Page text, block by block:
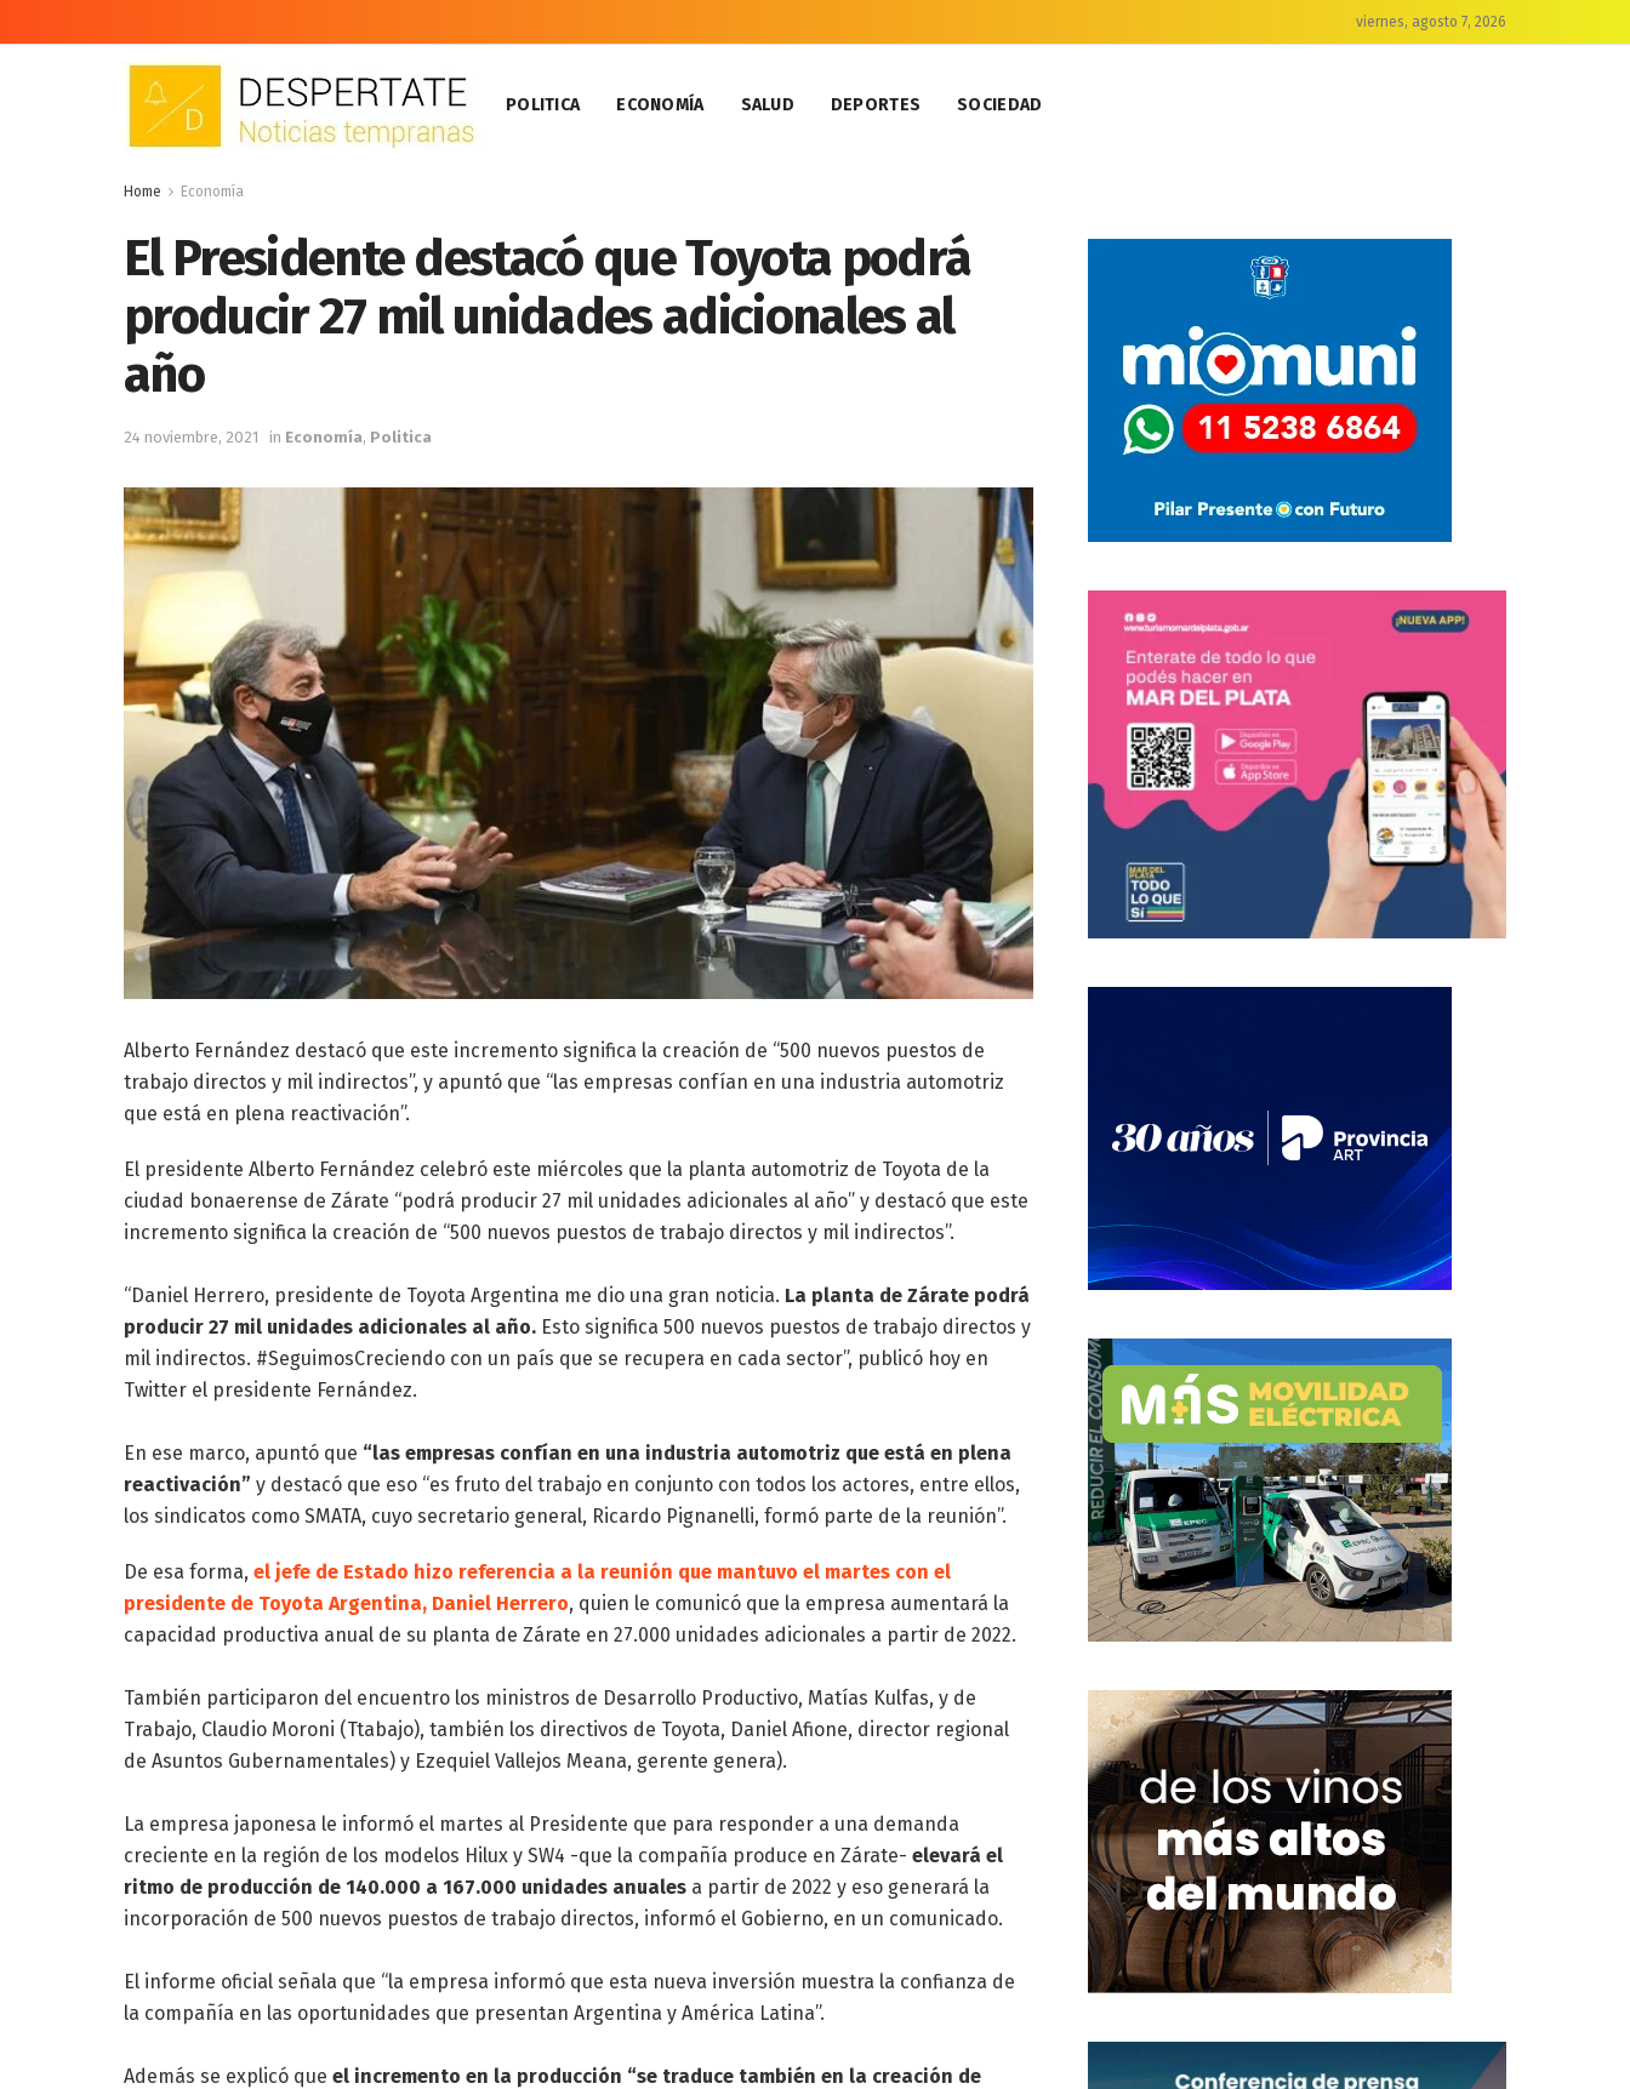
viernes, agosto 7, 2026
POLITICA ECONOMÍA SALUD DEPORTES SOCIEDAD
Home Economía
El Presidente destacó que Toyota podrá
producir 27 mil unidades adicionales al
año
24 noviembre, 2021 in Economía, Politica
Alberto Fernández destacó que este incremento significa la creación de “500 nuevos puestos de
trabajo directos y mil indirectos”, y apuntó que “las empresas confían en una industria automotriz
que está en plena reactivación”.
El presidente Alberto Fernández celebró este miércoles que la planta automotriz de Toyota de la
ciudad bonaerense de Zárate “podrá producir 27 mil unidades adicionales al año” y destacó que este
incremento significa la creación de “500 nuevos puestos de trabajo directos y mil indirectos”.
“Daniel Herrero, presidente de Toyota Argentina me dio una gran noticia. La planta de Zárate podrá
producir 27 mil unidades adicionales al año. Esto significa 500 nuevos puestos de trabajo directos y
mil indirectos. #SeguimosCreciendo con un país que se recupera en cada sector”, publicó hoy en
Twitter el presidente Fernández.
En ese marco, apuntó que “las empresas confían en una industria automotriz que está en plena
reactivación” y destacó que eso “es fruto del trabajo en conjunto con todos los actores, entre ellos,
los sindicatos como SMATA, cuyo secretario general, Ricardo Pignanelli, formó parte de la reunión”.
De esa forma, el jefe de Estado hizo referencia a la reunión que mantuvo el martes con el
presidente de Toyota Argentina, Daniel Herrero, quien le comunicó que la empresa aumentará la
capacidad productiva anual de su planta de Zárate en 27.000 unidades adicionales a partir de 2022.
También participaron del encuentro los ministros de Desarrollo Productivo, Matías Kulfas, y de
Trabajo, Claudio Moroni (Ttabajo), también los directivos de Toyota, Daniel Afione, director regional
de Asuntos Gubernamentales) y Ezequiel Vallejos Meana, gerente genera).
La empresa japonesa le informó el martes al Presidente que para responder a una demanda
creciente en la región de los modelos Hilux y SW4 -que la compañía produce en Zárate- elevará el
ritmo de producción de 140.000 a 167.000 unidades anuales a partir de 2022 y eso generará la
incorporación de 500 nuevos puestos de trabajo directos, informó el Gobierno, en un comunicado.
El informe oficial señala que “la empresa informó que esta nueva inversión muestra la confianza de
la compañía en las oportunidades que presentan Argentina y América Latina”.
Además se explicó que el incremento en la producción “se traduce también en la creación de